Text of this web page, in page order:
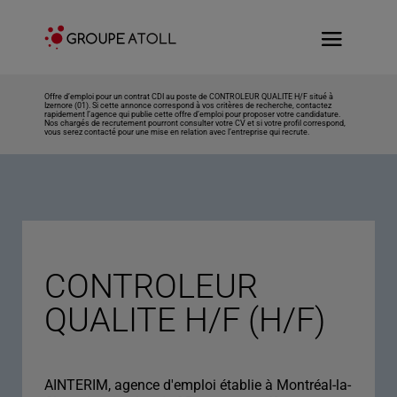
Offre d’emploi pour un contrat CDI au poste de CONTROLEUR QUALITE H/F situé à
Izernore (01). Si cette annonce correspond à vos critères de recherche, contactez
rapidement l’agence qui publie cette offre d’emploi pour proposer votre candidature.
Nos chargés de recrutement pourront consulter votre CV et si votre profil correspond,
vous serez contacté pour une mise en relation avec l’entreprise qui recrute.
CONTROLEUR
QUALITE H/F (H/F)
AINTERIM, agence d'emploi établie à Montréal-la-